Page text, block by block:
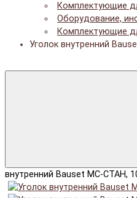
Комплектующие
Оборудование,
Комплектующие
Уголок внутренний
внутренний Bauset МС-СТАН,